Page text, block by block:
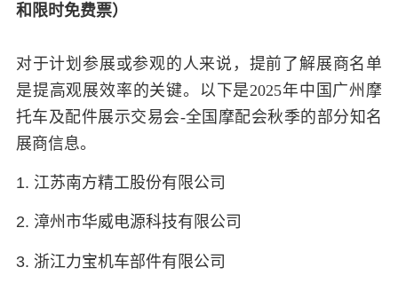
和限时免费票）
对于计划参展或参观的人来说，提前了解展商名单
是提高观展效率的关键。以下是2025年中国广州摩
托车及配件展示交易会-全国摩配会秋季的部分知名
展商信息。
1. 江苏南方精工股份有限公司
2. 漳州市华威电源科技有限公司
3. 浙江力宝机车部件有限公司